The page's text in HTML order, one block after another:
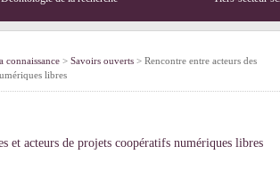
connaissance > Savoirs ouverts > Rencontre entre acteurs des
libres
et acteurs de projets coopératifs numériques libres